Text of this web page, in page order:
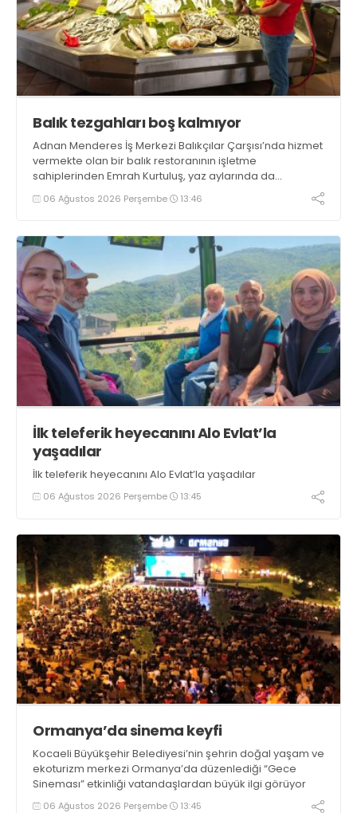
Balık tezgahları boş kalmıyor
Adnan Menderes İş Merkezi Balıkçılar Çarşısı’nda hizmet
vermekte olan bir balık restoranının işletme
sahiplerinden Emrah Kurtuluş, yaz aylarında da
tezgahlarda taze balık bulunduğunu ifade ederek “Yıl
boyunca tezgahlarda taze balık bulmak mümkün
06 Ağustos 2026 Perşembe 13:46
İlk teleferik heyecanını Alo Evlat’la
yaşadılar
İlk teleferik heyecanını Alo Evlat’la yaşadılar
06 Ağustos 2026 Perşembe 13:45
Ormanya’da sinema keyfi
Kocaeli Büyükşehir Belediyesi’nin şehrin doğal yaşam ve
ekoturizm merkezi Ormanya’da düzenlediği “Gece
Sineması” etkinliği vatandaşlardan büyük ilgi görüyor
06 Ağustos 2026 Perşembe 13:45